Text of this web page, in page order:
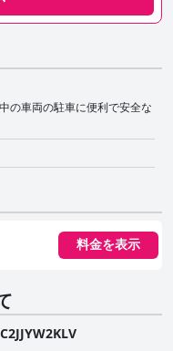
の車両の駐車に便利で安全な
料金を表示